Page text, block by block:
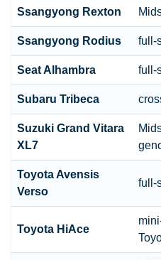
Ssangyong Rexton
Ssangyong Rodius full-
Seat Alhambra full-
Subaru Tribeca
Suzuki Grand Vitara
XL7
ToyotaAvensis
Verso
full-
Toyota HiAce